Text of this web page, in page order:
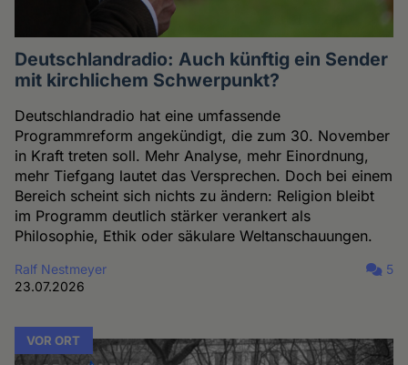
Deutschlandradio: Auch künftig ein Sender
mit kirchlichem Schwerpunkt?
Deutschlandradio hat eine umfassende
Programmreform angekündigt, die zum 30. November
in Kraft treten soll. Mehr Analyse, mehr Einordnung,
mehr Tiefgang lautet das Versprechen. Doch bei einem
Bereich scheint sich nichts zu ändern: Religion bleibt
im Programm deutlich stärker verankert als
Philosophie, Ethik oder säkulare Weltanschauungen.
Ralf Nestmeyer
23.07.2026
5
VOR ORT